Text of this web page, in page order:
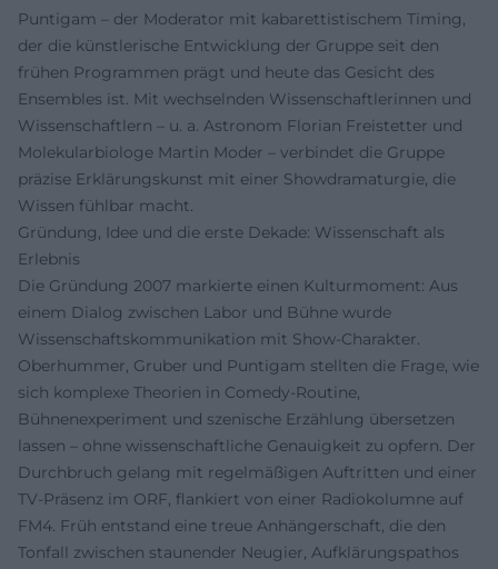
Puntigam – der Moderator mit kabarettistischem Timing,
der die künstlerische Entwicklung der Gruppe seit den
frühen Programmen prägt und heute das Gesicht des
Ensembles ist. Mit wechselnden Wissenschaftlerinnen und
Wissenschaftlern – u. a. Astronom Florian Freistetter und
Molekularbiologe Martin Moder – verbindet die Gruppe
präzise Erklärungskunst mit einer Showdramaturgie, die
Wissen fühlbar macht.
Gründung, Idee und die erste Dekade: Wissenschaft als
Erlebnis
Die Gründung 2007 markierte einen Kulturmoment: Aus
einem Dialog zwischen Labor und Bühne wurde
Wissenschaftskommunikation mit Show-Charakter.
Oberhummer, Gruber und Puntigam stellten die Frage, wie
sich komplexe Theorien in Comedy-Routine,
Bühnenexperiment und szenische Erzählung übersetzen
lassen – ohne wissenschaftliche Genauigkeit zu opfern. Der
Durchbruch gelang mit regelmäßigen Auftritten und einer
TV-Präsenz im ORF, flankiert von einer Radiokolumne auf
FM4. Früh entstand eine treue Anhängerschaft, die den
Tonfall zwischen staunender Neugier, Aufklärungspathos